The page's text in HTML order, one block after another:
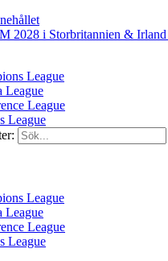
League
League
League
League
League
League
League
League